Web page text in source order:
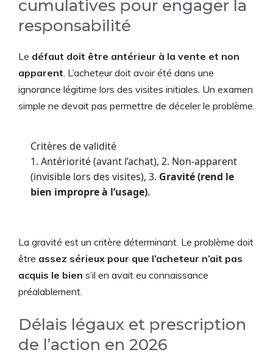
cumulatives pour engager la
responsabilité
Le défaut doit être antérieur à la vente et non
apparent . L’acheteur doit avoir été dans une
ignorance légitime lors des visites initiales. Un examen
simple ne devait pas permettre de déceler le problème.
Critères de validité
1. Antériorité (avant l’achat), 2. Non-apparent
(invisible lors des visites), 3. Gravité (rend le
bien impropre à l’usage).
La gravité est un critère déterminant. Le problème doit
être assez sérieux pour que l’acheteur n’ait pas
acquis le bien s’il en avait eu connaissance
préalablement.
Délais légaux et prescription
de l’action en 2026